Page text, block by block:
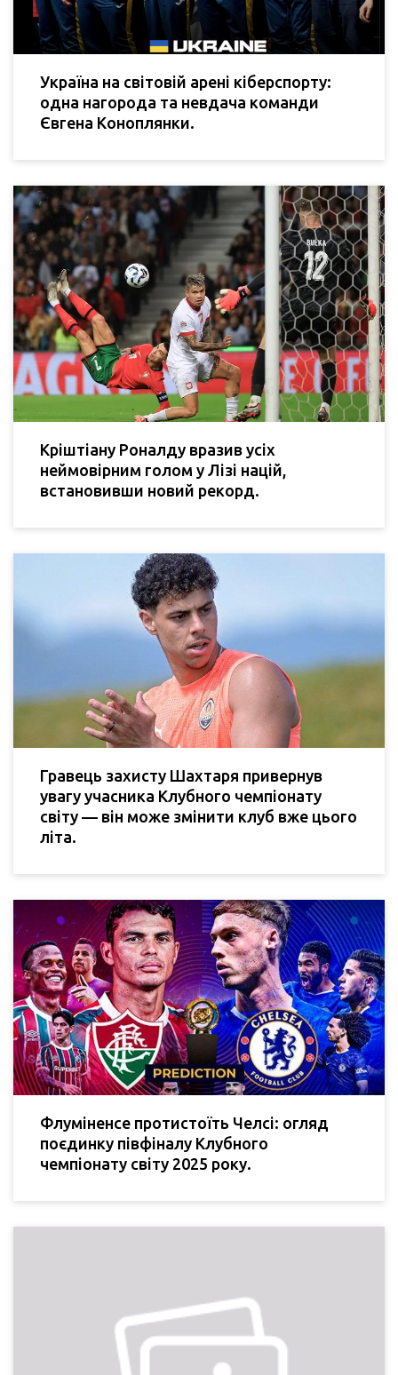
Україна на світовій арені кіберспорту:
одна нагорода та невдача команди
Євгена Коноплянки.
Кріштіану Роналду вразив усіх
неймовірним голом у Лізі націй,
встановивши новий рекорд.
Гравець захисту Шахтаря привернув
увагу учасника Клубного чемпіонату
світу — він може змінити клуб вже цього
літа.
Флуміненсе протистоїть Челсі: огляд
поєдинку півфіналу Клубного
чемпіонату світу 2025 року.